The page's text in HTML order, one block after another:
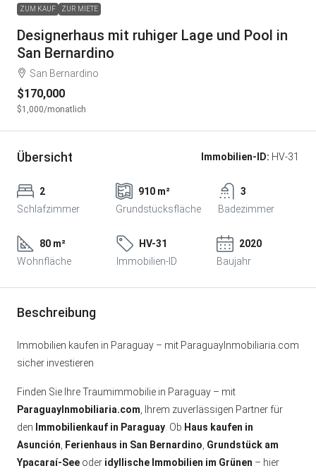
ZUM KAUF ZUR MIETE
Designerhaus mit ruhiger Lage und Pool in
San Bernardino
San Bernardino
$170,000
$1,000/monatlich
Übersicht Immobilien-ID: HV-31
2
Schlafzimmer
910 m²
Grundstücksfläche
3
Badezimmer
80 m²
Wohnfläche
HV-31
Immobilien-ID
2020
Baujahr
Beschreibung
Immobilien kaufen in Paraguay – mit ParaguayInmobiliaria.com
sicher investieren
Finden Sie Ihre Traumimmobilie in Paraguay – mit
ParaguayInmobiliaria.com , Ihrem zuverlässigen Partner für
den Immobilienkauf in Paraguay . Ob Haus kaufen in
Asunción
Ferienhaus in San Bernardino Grundstück am
Ypacaraí-See oder idyllische Immobilien im Grünen – hier